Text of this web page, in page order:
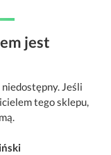
jest
Jeśli
tego sklepu,